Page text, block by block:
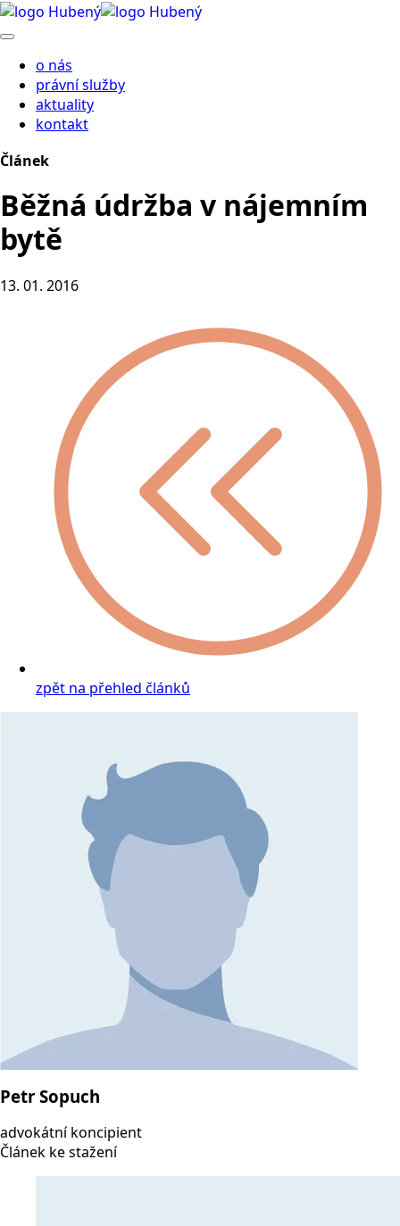
o nás
právní služby
aktuality
kontakt
Článek
Běžná údržba v nájemním
bytě
13. 01. 2016
zpět na přehled článků
Petr Sopuch
advokátní koncipient
Článek ke stažení